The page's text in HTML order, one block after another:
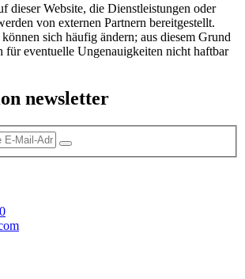
dieser Website, die Dienstleistungen oder
von externen Partnern bereitgestellt.
sich häufig ändern; aus diesem Grund
für eventuelle Ungenauigkeiten nicht haftbar
newsletter